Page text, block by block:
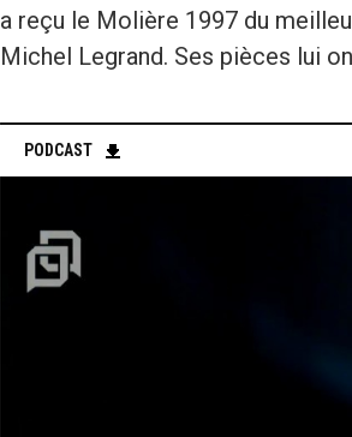
a reçu le Molière 1997 du
Michel Legrand. Ses pièces lui
PODCAST